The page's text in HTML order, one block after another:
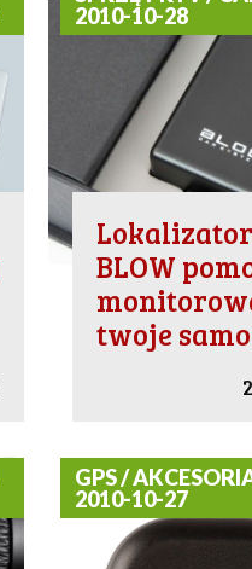
2010-10-28
BLOW
twoje
GPS /
2010-10-27